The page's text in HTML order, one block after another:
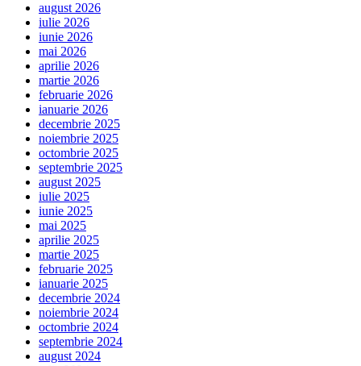
august 2026
iulie 2026
iunie 2026
mai 2026
aprilie 2026
martie 2026
februarie 2026
ianuarie 2026
decembrie 2025
noiembrie 2025
octombrie 2025
septembrie 2025
august 2025
iulie 2025
iunie 2025
mai 2025
aprilie 2025
martie 2025
februarie 2025
ianuarie 2025
decembrie 2024
noiembrie 2024
octombrie 2024
septembrie 2024
august 2024